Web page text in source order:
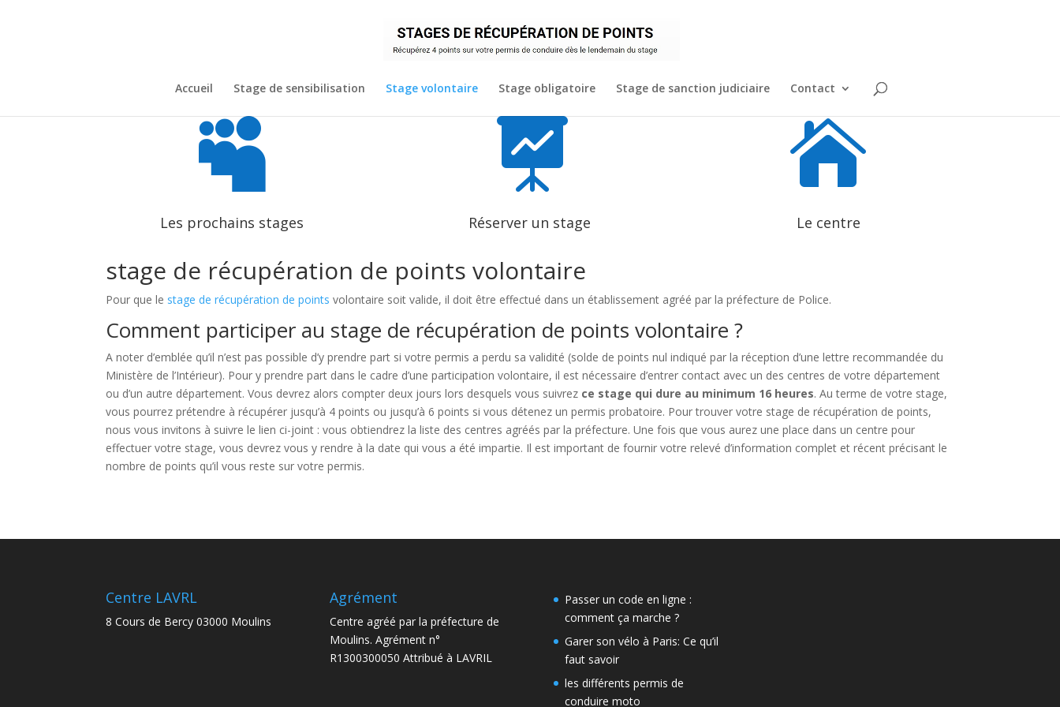
Accueil Stage de sensibilisation Stage volontaire Stage obligatoire Stage de sanction judiciaire Contact

Les prochains stages

Réserver un stage

Le centre
stage de récupération de points volontaire
Pour que le stage de récupération de points volontaire soit valide, il doit être effectué dans un établissement agréé par la préfecture de Police.
Comment participer au stage de récupération de points volontaire ?
A noter d’emblée qu’il n’est pas possible d’y prendre part si votre permis a perdu sa validité (solde de points nul indiqué par la réception d’une lettre recommandée du
Ministère de l’Intérieur). Pour y prendre part dans le cadre d’une participation volontaire, il est nécessaire d’entrer contact avec un des centres de votre département
ou d’un autre département. Vous devrez alors compter deux jours lors desquels vous suivrez ce stage qui dure au minimum 16 heures. Au terme de votre stage,
vous pourrez prétendre à récupérer jusqu’à 4 points ou jusqu’à 6 points si vous détenez un permis probatoire. Pour trouver votre stage de récupération de points,
nous vous invitons à suivre le lien ci-joint : vous obtiendrez la liste des centres agréés par la préfecture. Une fois que vous aurez une place dans un centre pour
effectuer votre stage, vous devrez vous y rendre à la date qui vous a été impartie. Il est important de fournir votre relevé d’information complet et récent précisant le
nombre de points qu’il vous reste sur votre permis.
Centre LAVRL
8 Cours de Bercy 03000 Moulins
Agrément
Centre agréé par la préfecture de
Moulins. Agrément n°
R1300300050 Attribué à LAVRIL
Passer un code en ligne :
comment ça marche ?
Garer son vélo à Paris: Ce qu’il
faut savoir
les différents permis de
conduire moto